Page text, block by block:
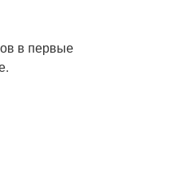
в первые